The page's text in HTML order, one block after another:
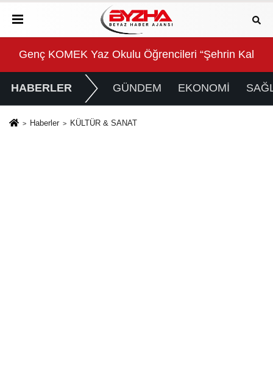
Yolculuk” Yaptı
Beyin sağlığı anne karnında başlıyor!
HABERLER GÜNDEM EKONOMİ
Haberler KÜLTÜR & SANAT